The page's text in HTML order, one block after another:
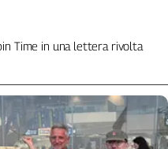
Time in una lettera rivolta